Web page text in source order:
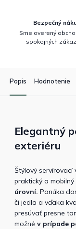
Bezpečný
Sme overený
spokojných
Popis Hodnotenie
Elegantný
exteriéru
Štýlový servírovací
praktický a mobilný
úrovní. Ponúka
či jedla a vďaka
presúvať presne
možné v prípade